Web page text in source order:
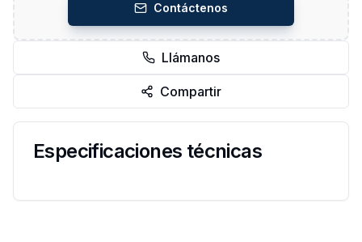
Contáctenos
Llámanos
Compartir
Especificaciones técnicas